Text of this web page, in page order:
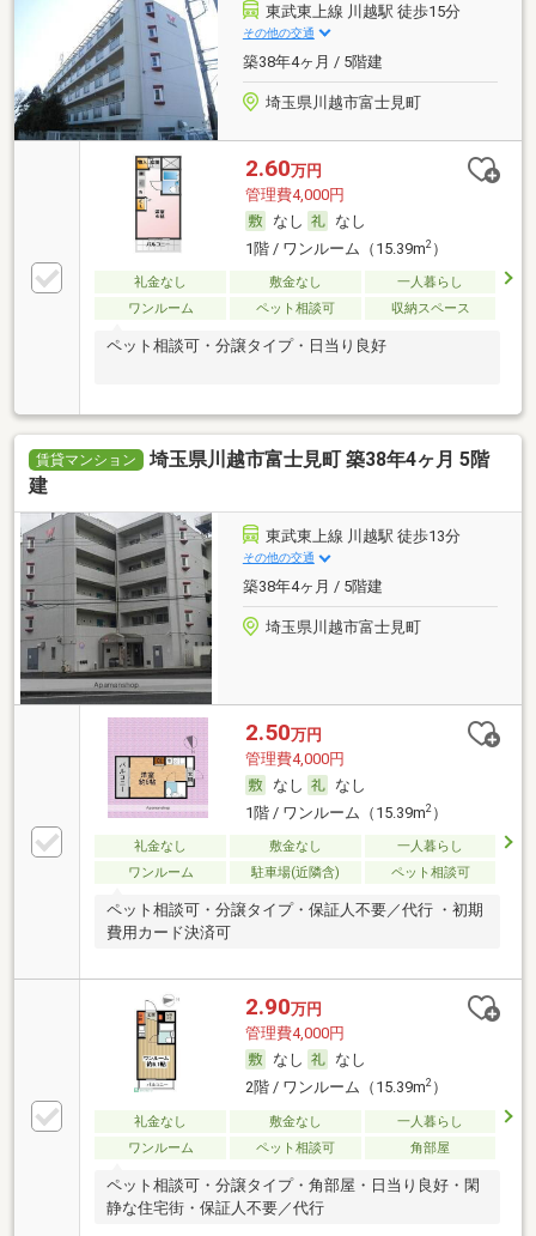
東武東上線 川越駅 徒歩15分
その他の交通
築38年4ヶ月 / 5階建
埼玉県川越市富士見町
2.60万円
管理費4,000円
なし
なし
1階 / ワンルーム（15.39m2）
礼金なし 敷金なし
一人暮らし
ワンルーム
ペット相談可 収納スペース
ペット相談可・分譲タイプ・日当り良好
賃貸マンション
埼玉県川越市富士見町 築38年4ヶ月 5階
建
東武東上線 川越駅 徒歩13分
その他の交通
築38年4ヶ月 / 5階建
埼玉県川越市富士見町
2.50万円
管理費4,000円
なし
なし
1階 / ワンルーム（15.39m2）
礼金なし 敷金なし
一人暮らし
ワンルーム
駐車場(近隣含) ペット相談可
ペット相談可・分譲タイプ・保証人不要／代行 ・初期
費用カード決済可
2.90万円
管理費4,000円
なし
なし
2階 / ワンルーム（15.39m2）
礼金なし 敷金なし
一人暮らし
ワンルーム
ペット相談可 角部屋
ペット相談可・分譲タイプ・角部屋・日当り良好・閑
静な住宅街・保証人不要／代行